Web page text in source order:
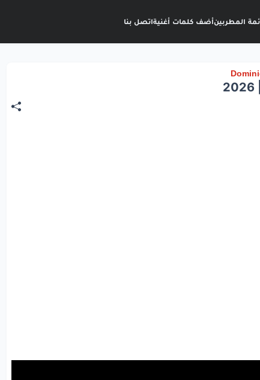
المطربينأضف كلمات أغنيةاتصل بنا